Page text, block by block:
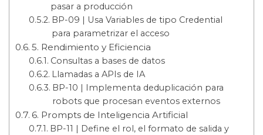
pasar a producción
BP-09 | Usa Variables de tipo Credential
para parametrizar el acceso
5. Rendimiento y Eficiencia
Consultas a bases de datos
Llamadas a APIs de IA
BP-10 | Implementa deduplicación para
robots que procesan eventos externos
6. Prompts de Inteligencia Artificial
BP-11 | Define el rol, el formato de salida y